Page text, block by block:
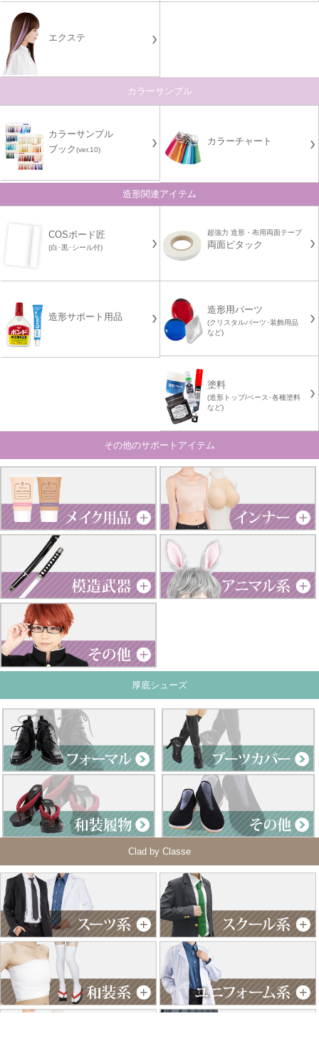
エクステ
カラーサンプル
カラーサンプル
ブック(ver.10)
カラーチャート
造形関連アイテム
COSボード匠
(白･黒･シール付)
超強力 造形・布用両面テープ
両面ピタック
造形サポート用品
造形用パーツ
(クリスタルパーツ･装飾用品
など)
塗料
(造形トップ/ベース･各種塗料
など)
その他のサポートアイテム
厚底シューズ
Clad by Classe